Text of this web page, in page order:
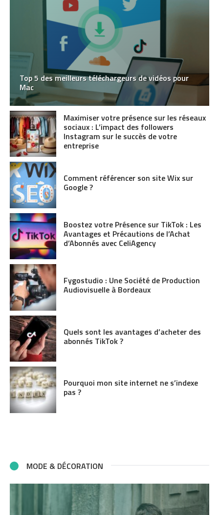
Top 5 des meilleurs téléchargeurs de vidéos pour
Mac
Maximiser votre présence sur les réseaux
sociaux : L’impact des followers
Instagram sur le succès de votre
entreprise
Comment référencer son site Wix sur
Google ?
Boostez votre Présence sur TikTok : Les
Avantages et Précautions de l’Achat
d’Abonnés avec CeliAgency
Fygostudio : Une Société de Production
Audiovisuelle à Bordeaux
Quels sont les avantages d’acheter des
abonnés TikTok ?
Pourquoi mon site internet ne s’indexe
pas ?
MODE & DÉCORATION